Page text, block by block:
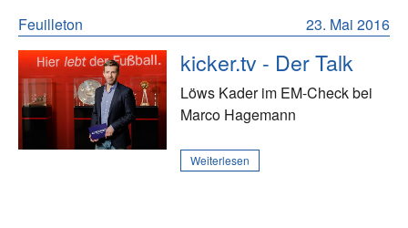
23. Mai 2016
Feuilleton
kicker.tv - Der Talk
Löws Kader im EM-Check bei
Marco Hagemann
Weiterlesen